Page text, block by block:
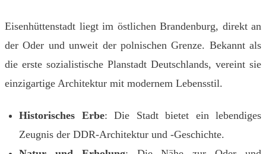
Eisenhüttenstadt liegt im östlichen Brandenburg, direkt an
der Oder und unweit der polnischen Grenze. Bekannt als
die erste sozialistische Planstadt Deutschlands, vereint sie
einzigartige Architektur mit modernem Lebensstil.
Historisches Erbe: Die Stadt bietet ein lebendiges
Zeugnis der DDR-Architektur und -Geschichte.